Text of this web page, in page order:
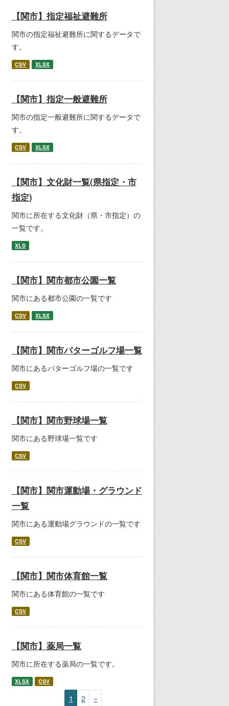
【関市】指定福祉避難所
関市の指定福祉避難所に関するデータで
す。
CSV XLSX
【関市】指定一般避難所
関市の指定一般避難所に関するデータで
す。
CSV XLSX
【関市】文化財一覧(県指定・市
指定)
関市に所在する文化財（県・市指定）の
一覧です。
XLS
【関市】関市都市公園一覧
関市にある都市公園の一覧です
CSV XLSX
【関市】関市パターゴルフ場一覧
関市にあるパターゴルフ場の一覧です
CSV
【関市】関市野球場一覧
関市にある野球場一覧です
CSV
【関市】関市運動場・グラウンド
一覧
関市にある運動場グラウンドの一覧です
CSV
【関市】関市体育館一覧
関市にある体育館の一覧です
CSV
【関市】薬局一覧
関市に所在する薬局の一覧です。
XLSX CSV
1 2 »